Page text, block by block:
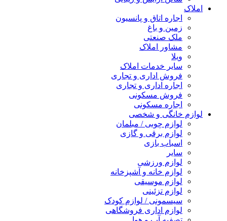
املاک
اجاره اتاق و پانسیون
زمین و باغ
ملک صنعتی
مشاور املاک
ویلا
سایر خدمات املاک
فروش اداری و تجاری
اجاره اداری و تجاری
فروش مسکونی
اجاره مسکونی
لوازم خانگی و شخصی
لوازم چوبی / مبلمان
لوازم برقی و گازی
اسباب بازی
سایر
لوازم ورزشی
لوازم خانه و آشپزخانه
لوازم موسیقی
لوازم تزئینی
سیسمونی / لوازم کودک
لوازم اداری فروشگاهی